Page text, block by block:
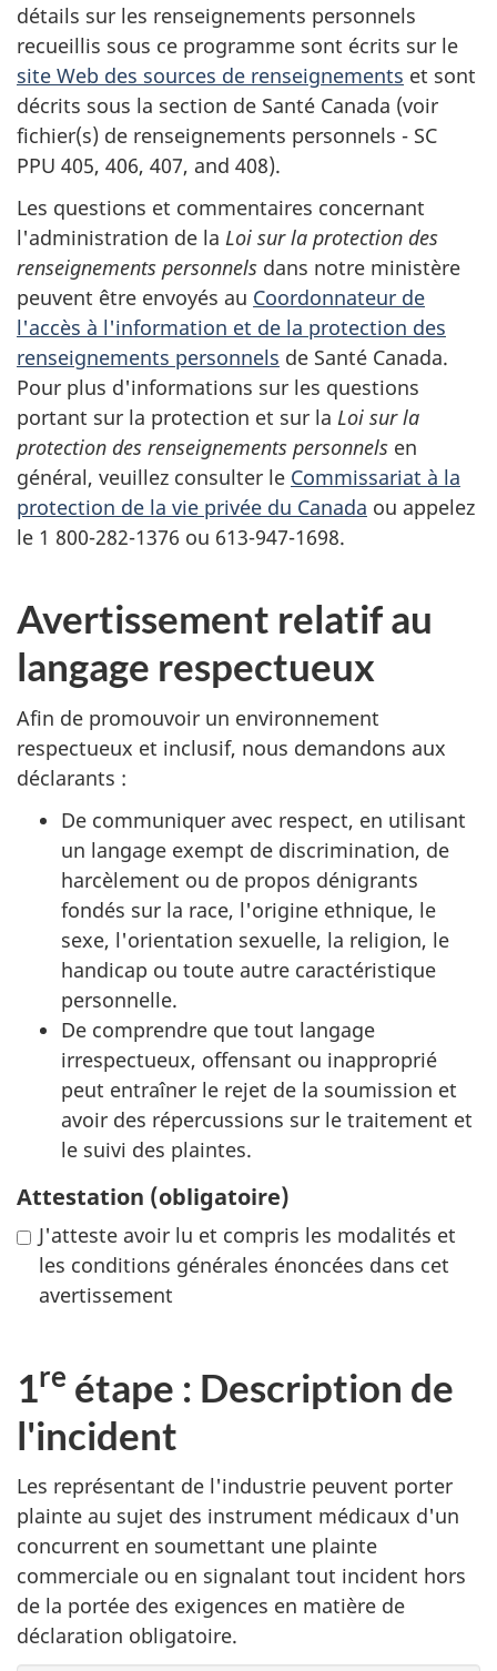
détails sur les renseignements personnels
recueillis sous ce programme sont écrits sur le
site Web des sources de renseignements et sont
décrits sous la section de Santé Canada (voir
fichier(s) de renseignements personnels - SC
PPU 405, 406, 407, and 408).
Les questions et commentaires concernant
l'administration de la Loi sur la protection des
renseignements personnels dans notre ministère
peuvent être envoyés au Coordonnateur de
l'accès à l'information et de la protection des
renseignements personnels de Santé Canada.
Pour plus d'informations sur les questions
portant sur la protection et sur la Loi sur la
protection des renseignements personnels en
général, veuillez consulter le Commissariat à la
protection de la vie privée du Canada ou appelez
le 1 800-282-1376 ou 613-947-1698.
Avertissement relatif au
langage respectueux
Afin de promouvoir un environnement
respectueux et inclusif, nous demandons aux
déclarants :
De communiquer avec respect, en utilisant
un langage exempt de discrimination, de
harcèlement ou de propos dénigrants
fondés sur la race, l'origine ethnique, le
sexe, l'orientation sexuelle, la religion, le
handicap ou toute autre caractéristique
personnelle.
De comprendre que tout langage
irrespectueux, offensant ou inapproprié
peut entraîner le rejet de la soumission et
avoir des répercussions sur le traitement et
le suivi des plaintes.
Attestation (obligatoire)
J'atteste avoir lu et compris les modalités et
les conditions générales énoncées dans cet
avertissement
1re étape : Description de
l'incident
Les représentant de l'industrie peuvent porter
plainte au sujet des instrument médicaux d'un
concurrent en soumettant une plainte
commerciale ou en signalant tout incident hors
de la portée des exigences en matière de
déclaration obligatoire.